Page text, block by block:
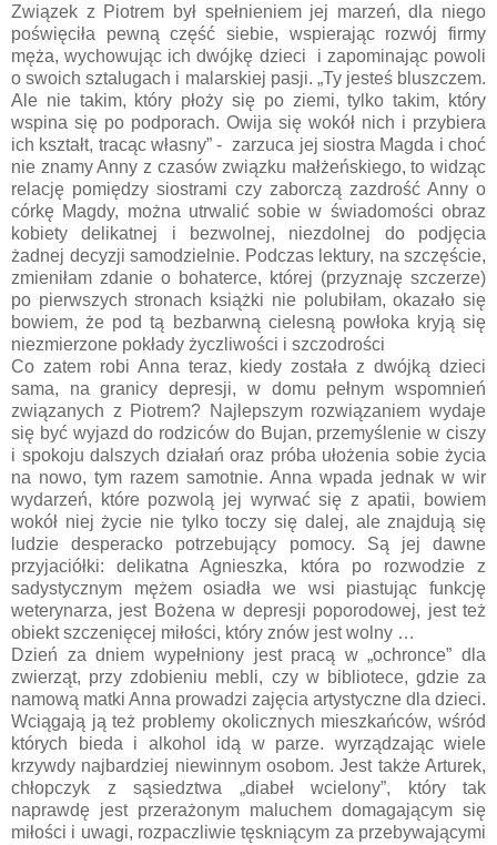
Związek z Piotrem był spełnieniem jej marzeń, dla niego
poświęciła pewną część siebie, wspierając rozwój firmy
męża, wychowując ich dwójkę dzieci i zapominając powoli
o swoich sztalugach i malarskiej pasji. „Ty jesteś bluszczem.
Ale nie takim, który płoży się po ziemi, tylko takim, który
wspina się po podporach. Owija się wokół nich i przybiera
ich kształt, tracąc własny” - zarzuca jej siostra Magda i choć
nie znamy Anny z czasów związku małżeńskiego, to widząc
relację pomiędzy siostrami czy zaborczą zazdrość Anny o
córkę Magdy, można utrwalić sobie w świadomości obraz
kobiety delikatnej i bezwolnej, niezdolnej do podjęcia
żadnej decyzji samodzielnie. Podczas lektury, na szczęście,
zmieniłam zdanie o bohaterce, której (przyznaję szczerze)
po pierwszych stronach książki nie polubiłam, okazało się
bowiem, że pod tą bezbarwną cielesną powłoka kryją się
niezmierzone pokłady życzliwości i szczodrości
Co zatem robi Anna teraz, kiedy została z dwójką dzieci
sama, na granicy depresji, w domu pełnym wspomnień
związanych z Piotrem? Najlepszym rozwiązaniem wydaje
się być wyjazd do rodziców do Bujan, przemyślenie w ciszy
i spokoju dalszych działań oraz próba ułożenia sobie życia
na nowo, tym razem samotnie. Anna wpada jednak w wir
wydarzeń, które pozwolą jej wyrwać się z apatii, bowiem
wokół niej życie nie tylko toczy się dalej, ale znajdują się
ludzie desperacko potrzebujący pomocy. Są jej dawne
przyjaciółki: delikatna Agnieszka, która po rozwodzie z
sadystycznym mężem osiadła we wsi piastując funkcję
weterynarza, jest Bożena w depresji poporodowej, jest też
obiekt szczenięcej miłości, który znów jest wolny …
Dzień za dniem wypełniony jest pracą w „ochronce” dla
zwierząt, przy zdobieniu mebli, czy w bibliotece, gdzie za
namową matki Anna prowadzi zajęcia artystyczne dla dzieci.
Wciągają ją też problemy okolicznych mieszkańców, wśród
których bieda i alkohol idą w parze. wyrządzając wiele
krzywdy najbardziej niewinnym osobom. Jest także Arturek,
chłopczyk z sąsiedztwa „diabeł wcielony”, który tak
naprawdę jest przerażonym maluchem domagającym się
miłości i uwagi, rozpaczliwie tęskniącym za przebywającymi